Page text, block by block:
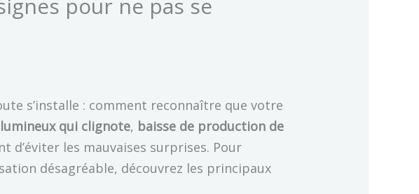
pour ne pas se
s’installe : comment reconnaître que votre
qui clignote, baisse de production de
d’éviter les mauvaises surprises. Pour
désagréable, découvrez les principaux